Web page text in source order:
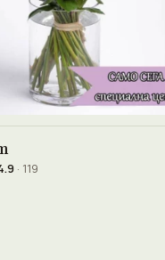
· 119